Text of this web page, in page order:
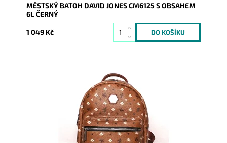
MĚSTSKÝ BATOH DAVID JONES CM6125 S OBSAHEM
6L ČERNÝ
1 049 Kč
Kouzelný městský malý batůžek v hnědé barvě s
různými ornamenty a symbolem jezdce na koni je
určený pro ženy,...
Skladem
9014
David Jones Paris
2 roky